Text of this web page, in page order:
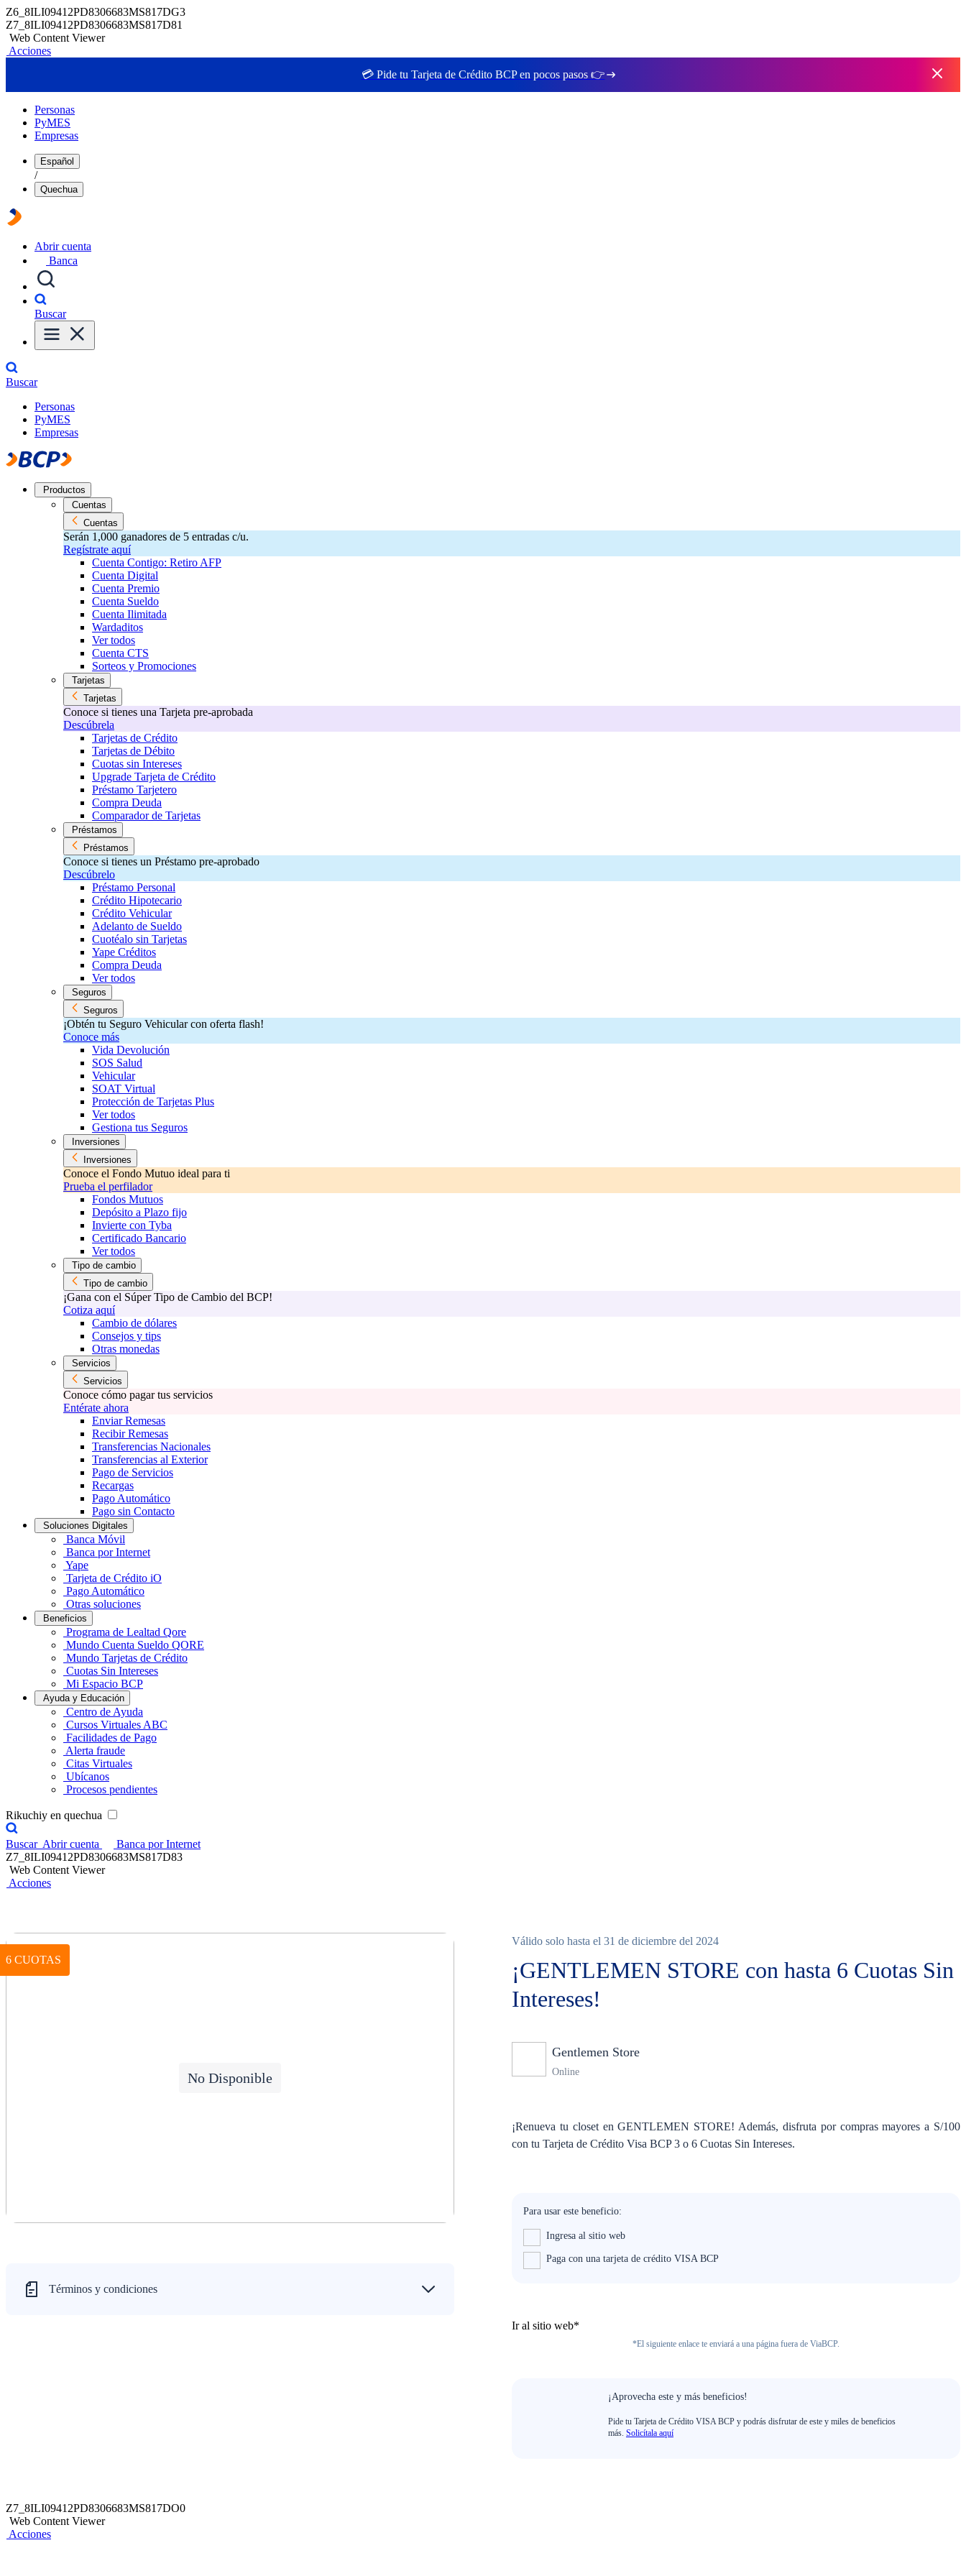
Z6_8ILI09412PD8306683MS817DG3
Z7_8ILI09412PD8306683MS817D81
Web Content Viewer
Acciones
💳 Pide tu Tarjeta de Crédito BCP en pocos pasos 👉
Personas
PyMES
Empresas
Español
/
Quechua
Abrir cuenta
Banca
Buscar
Buscar
Personas
PyMES
Empresas
Productos
Cuentas
Cuentas
Serán 1,000 ganadores de 5 entradas c/u.
Regístrate aquí
Cuenta Contigo: Retiro AFP
Cuenta Digital
Cuenta Premio
Cuenta Sueldo
Cuenta Ilimitada
Wardaditos
Ver todos
Cuenta CTS
Sorteos y Promociones
Tarjetas
Tarjetas
Conoce si tienes una Tarjeta pre-aprobada
Descúbrela
Tarjetas de Crédito
Tarjetas de Débito
Cuotas sin Intereses
Upgrade Tarjeta de Crédito
Préstamo Tarjetero
Compra Deuda
Comparador de Tarjetas
Préstamos
Préstamos
Conoce si tienes un Préstamo pre-aprobado
Descúbrelo
Préstamo Personal
Crédito Hipotecario
Crédito Vehicular
Adelanto de Sueldo
Cuotéalo sin Tarjetas
Yape Créditos
Compra Deuda
Ver todos
Seguros
Seguros
¡Obtén tu Seguro Vehicular con oferta flash!
Conoce más
Vida Devolución
SOS Salud
Vehicular
SOAT Virtual
Protección de Tarjetas Plus
Ver todos
Gestiona tus Seguros
Inversiones
Inversiones
Conoce el Fondo Mutuo ideal para ti
Prueba el perfilador
Fondos Mutuos
Depósito a Plazo fijo
Invierte con Tyba
Certificado Bancario
Ver todos
Tipo de cambio
Tipo de cambio
¡Gana con el Súper Tipo de Cambio del BCP!
Cotiza aquí
Cambio de dólares
Consejos y tips
Otras monedas
Servicios
Servicios
Conoce cómo pagar tus servicios
Entérate ahora
Enviar Remesas
Recibir Remesas
Transferencias Nacionales
Transferencias al Exterior
Pago de Servicios
Recargas
Pago Automático
Pago sin Contacto
Soluciones Digitales
Banca Móvil
Banca por Internet
Yape
Tarjeta de Crédito iO
Pago Automático
Otras soluciones
Beneficios
Programa de Lealtad Qore
Mundo Cuenta Sueldo QORE
Mundo Tarjetas de Crédito
Cuotas Sin Intereses
Mi Espacio BCP
Ayuda y Educación
Centro de Ayuda
Cursos Virtuales ABC
Facilidades de Pago
Alerta fraude
Citas Virtuales
Ubícanos
Procesos pendientes
Rikuchiy en quechua
Buscar Abrir cuenta
Banca por Internet
Z7_8ILI09412PD8306683MS817D83
Web Content Viewer
Acciones
6 CUOTAS
No Disponible
Términos y condiciones
Válido solo hasta el 31 de diciembre del 2024
¡GENTLEMEN STORE con hasta 6 Cuotas Sin
Intereses!
Gentlemen Store
Online
¡Renueva tu closet en GENTLEMEN STORE! Además, disfruta por compras mayores a S/100
con tu Tarjeta de Crédito Visa BCP 3 o 6 Cuotas Sin Intereses.
Para usar este beneficio:
Ingresa al sitio web
Paga con una tarjeta de crédito VISA BCP
Ir al sitio web*
*El siguiente enlace te enviará a una página fuera de ViaBCP.
¡Aprovecha este y más beneficios!
Pide tu Tarjeta de Crédito VISA BCP y podrás disfrutar de este y miles de beneficios
más. Solicítala aquí
Z7_8ILI09412PD8306683MS817DO0
Web Content Viewer
Acciones